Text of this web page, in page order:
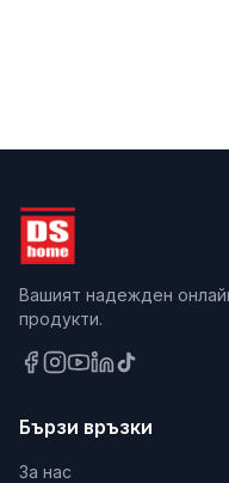
Вашият надежден
продукти.
Бързи връзки
За нас